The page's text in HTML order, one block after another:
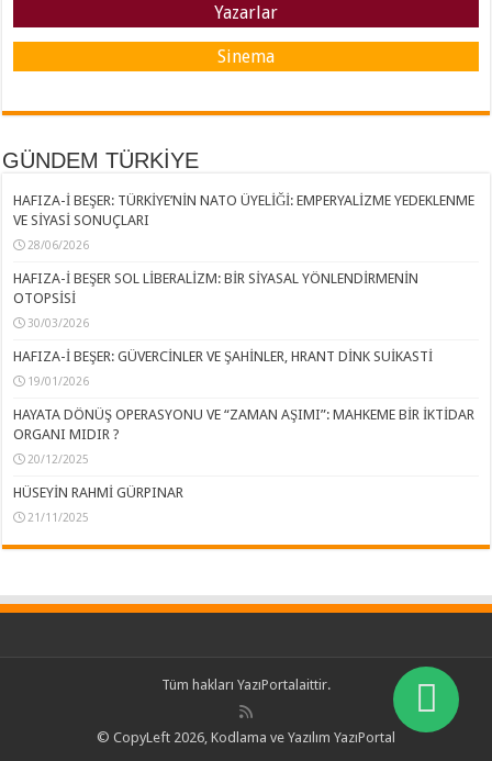
Yazarlar
Sinema
GÜNDEM TÜRKİYE
HAFIZA-İ BEŞER: TÜRKİYE’NİN NATO ÜYELİĞİ: EMPERYALİZME YEDEKLENME
VE SİYASİ SONUÇLARI
28/06/2026
HAFIZA-İ BEŞER SOL LİBERALİZM: BİR SİYASAL YÖNLENDİRMENİN
OTOPSİSİ
30/03/2026
HAFIZA-İ BEŞER: GÜVERCİNLER VE ŞAHİNLER, HRANT DİNK SUİKASTİ
19/01/2026
HAYATA DÖNÜŞ OPERASYONU VE “ZAMAN AŞIMI”: MAHKEME BİR İKTİDAR
ORGANI MIDIR ?
20/12/2025
HÜSEYİN RAHMİ GÜRPINAR
21/11/2025
Tüm hakları YazıPortal aittir.
© CopyLeft 2026, Kodlama ve Yazılım YazıPortal